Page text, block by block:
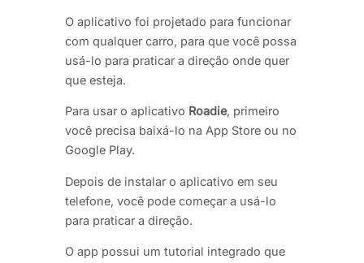
O aplicativo foi projetado para funcionar
com qualquer carro, para que você possa
usá-lo para praticar a direção onde quer
que esteja.
Para usar o aplicativo Roadie, primeiro
você precisa baixá-lo na App Store ou no
Google Play.
Depois de instalar o aplicativo em seu
telefone, você pode começar a usá-lo
para praticar a direção.
O app possui um tutorial integrado que